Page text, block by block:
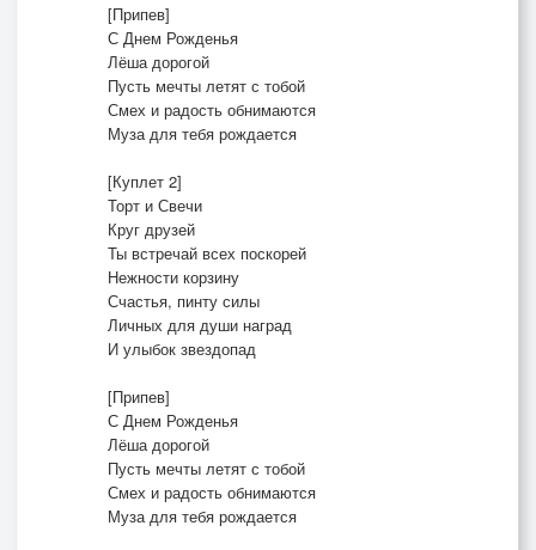
[Припев]
С Днем Рожденья
Лёша дорогой
Пусть мечты летят с тобой
Смех и радость обнимаются
Муза для тебя рождается
[Куплет 2]
Торт и Свечи
Круг друзей
Ты встречай всех поскорей
Нежности корзину
Счастья, пинту силы
Личных для души наград
И улыбок звездопад
[Припев]
С Днем Рожденья
Лёша дорогой
Пусть мечты летят с тобой
Смех и радость обнимаются
Муза для тебя рождается